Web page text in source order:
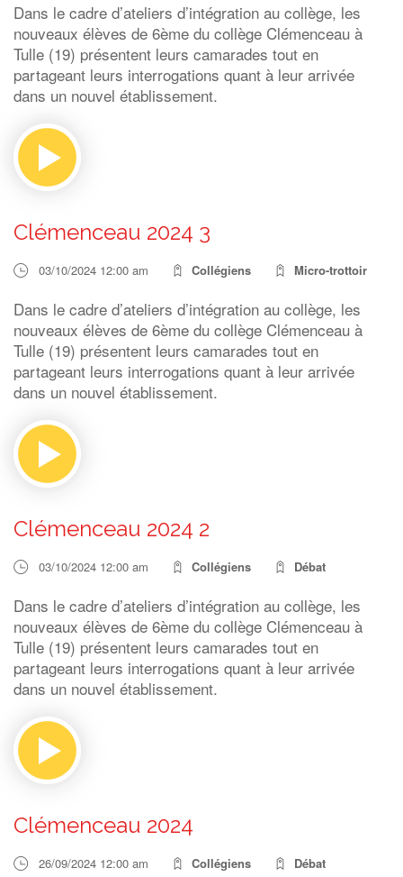
Dans le cadre d’ateliers d’intégration au collège, les
nouveaux élèves de 6ème du collège Clémenceau à
Tulle (19) présentent leurs camarades tout en
partageant leurs interrogations quant à leur arrivée
dans un nouvel établissement.
Clémenceau 2024 3
03/10/2024 12:00 am Collégiens Micro-trottoir
Dans le cadre d’ateliers d’intégration au collège, les
nouveaux élèves de 6ème du collège Clémenceau à
Tulle (19) présentent leurs camarades tout en
partageant leurs interrogations quant à leur arrivée
dans un nouvel établissement.
Clémenceau 2024 2
03/10/2024 12:00 am Collégiens Débat
Dans le cadre d’ateliers d’intégration au collège, les
nouveaux élèves de 6ème du collège Clémenceau à
Tulle (19) présentent leurs camarades tout en
partageant leurs interrogations quant à leur arrivée
dans un nouvel établissement.
Clémenceau 2024
26/09/2024 12:00 am Collégiens Débat